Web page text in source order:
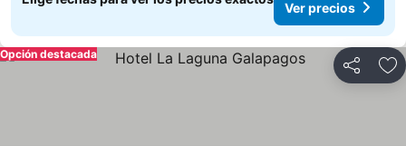
Ver precios
Compartir
Opción destacada